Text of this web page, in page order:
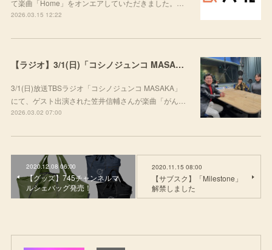
て楽曲「Home」をオンエアしていただきました。…
2026.03.15 12:22
【ラジオ】3/1(日)「コシノジュンコ MASAKA」にて楽曲をご紹介いただきました
3/1(日)放送TBSラジオ「コシノジュンコ MASAKA」
にて、ゲスト出演された笠井信輔さんが楽曲「がん…
2026.03.02 07:00
2020.12.08 06:00
【グッズ】745チャンネルマ
ルシェバッグ発売！
2020.11.15 08:00
【サブスク】「Milestone」
解禁しました